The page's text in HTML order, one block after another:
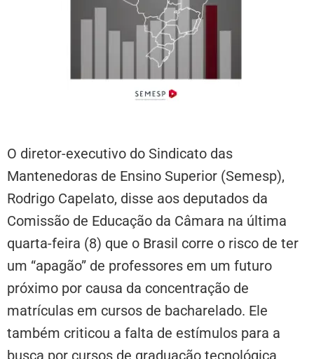
O diretor-executivo do Sindicato das
Mantenedoras de Ensino Superior (Semesp),
Rodrigo Capelato, disse aos deputados da
Comissão de Educação da Câmara na última
quarta-feira (8) que o Brasil corre o risco de ter
um “apagão” de professores em um futuro
próximo por causa da concentração de
matrículas em cursos de bacharelado. Ele
também criticou a falta de estímulos para a
busca por cursos de graduação tecnológica